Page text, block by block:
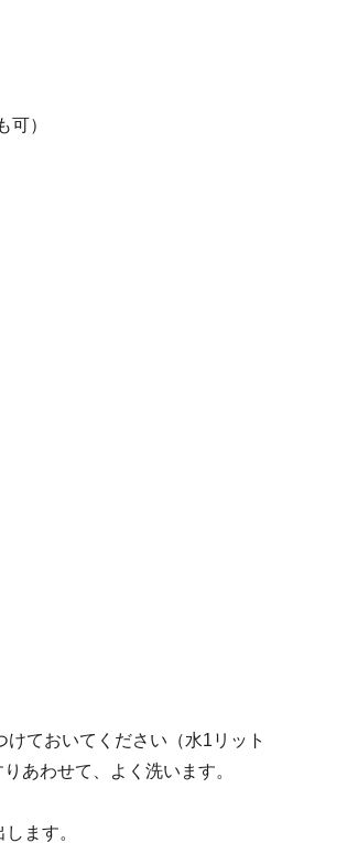
）
ておいてください（水1リット
あわせて、よく洗います。
ます。